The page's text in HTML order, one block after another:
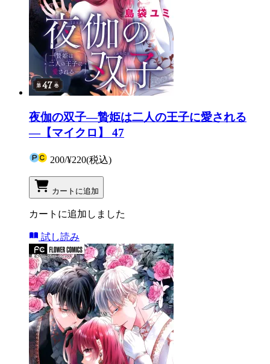
夜伽の双子―贄姫は二人の王子に愛される
―【マイクロ】 47
200/¥220(税込)
カートに追加
カートに追加しました
試し読み